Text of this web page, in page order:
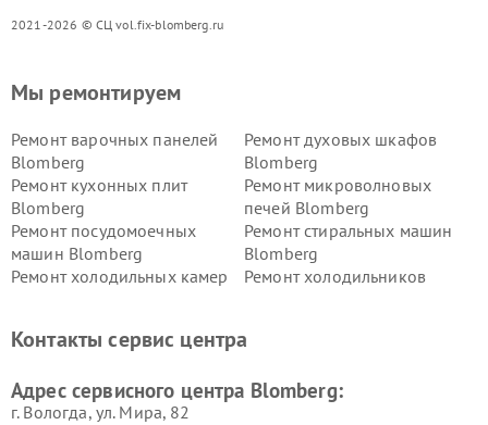
2021-2026 © СЦ vol.fix-blomberg.ru
Мы ремонтируем
Ремонт варочных панелей
Blomberg
Ремонт духовых шкафов
Blomberg
Ремонт кухонных плит
Blomberg
Ремонт микроволновых
печей Blomberg
Ремонт посудомоечных
машин Blomberg
Ремонт стиральных машин
Blomberg
Ремонт холодильных камер
Ремонт холодильников
Контакты сервис центра
Адрес сервисного центра Blomberg:
г. Вологда, ул. Мира, 82